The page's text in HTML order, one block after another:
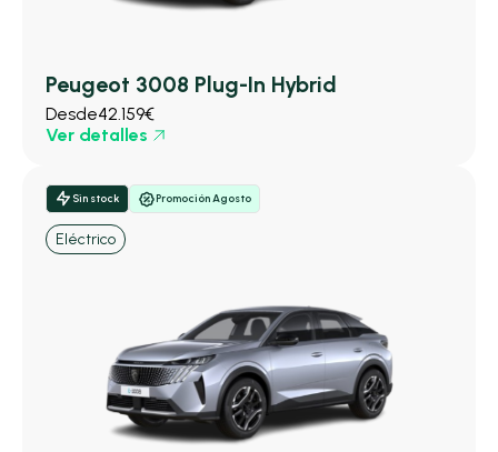
Peugeot 3008 Plug-In Hybrid
Desde42.159€
Ver detalles
Sin stock Promoción Agosto
Eléctrico